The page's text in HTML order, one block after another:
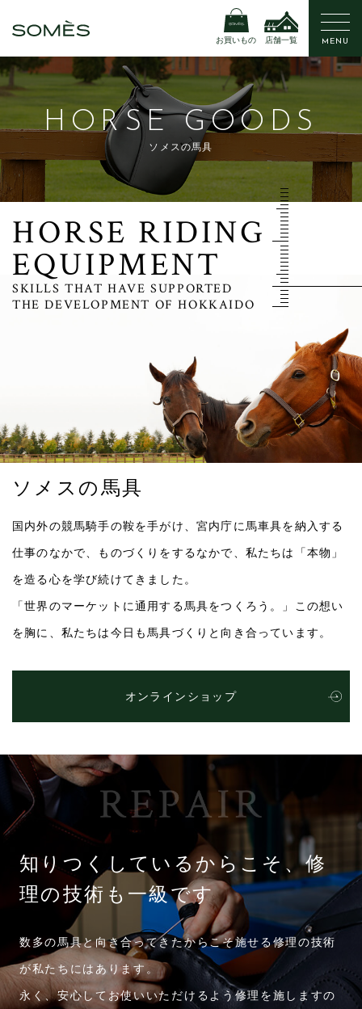
お買いもの 店舗一覧 MENU
HORSE GOODS
ソメスの馬具
HORSE RIDING
EQUIPMENT
SKILLS THAT HAVE SUPPORTED
THE DEVELOPMENT OF HOKKAIDO
ソメスの馬具
国内外の競馬騎手の鞍を手がけ、 宮内庁に馬車具を納入する
仕事のなかで、 ものづくりをするなかで、 私たちは「本物」
を造る心を学び続けてきました。
「世界のマーケットに通用する馬具をつくろう。」 この想い
を胸に、 私たちは今日も馬具づくりと向き合っています。
オンラインショップ
知りつくしているからこそ、修
理の技術も一級です
数多の馬具と向き合ってきたからこそ施せる修理の技術
が私たちにはあります。
永く、安心してお使いいただけるよう修理を施しますの